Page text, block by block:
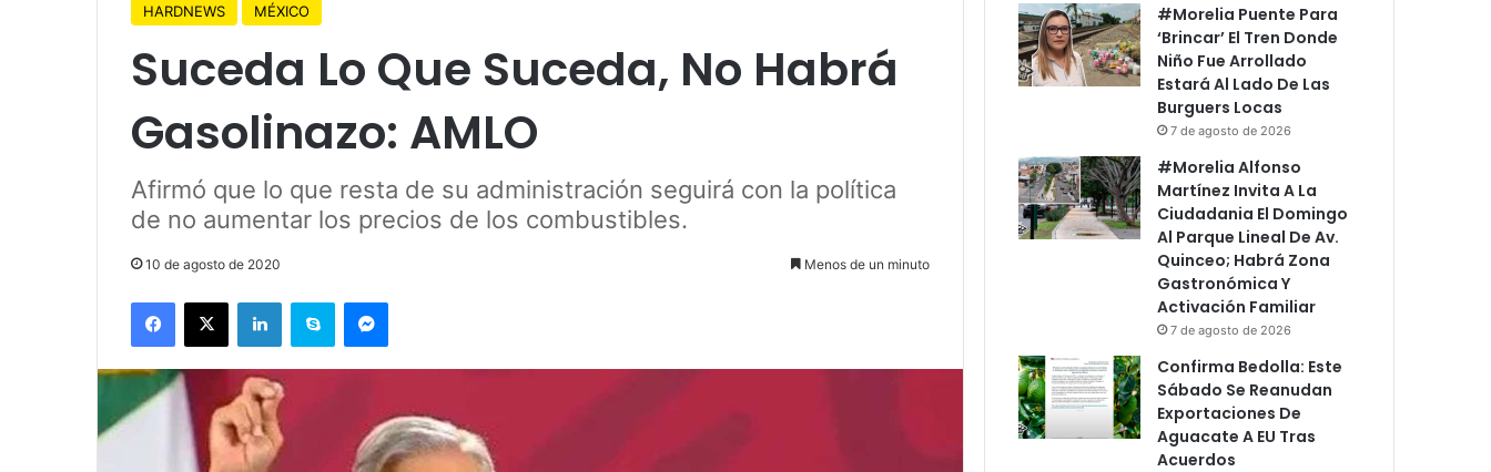
HARDNEWS MÉXICO
Suceda Lo Que Suceda, No Habrá
Gasolinazo: AMLO
Afirmó que lo que resta de su administración seguirá con la política
de no aumentar los precios de los combustibles.
10 de agosto de 2020 Menos de un minuto
#Morelia Puente Para
‘Brincar’ El Tren Donde
Niño Fue Arrollado
Estará Al Lado De Las
Burguers Locas
7 de agosto de 2026
#Morelia Alfonso
Martínez Invita A La
Ciudadania El Domingo
Al Parque Lineal De Av.
Quinceo; Habrá Zona
Gastronómica Y
Activación Familiar
7 de agosto de 2026
Confirma Bedolla: Este
Sábado Se Reanudan
Exportaciones De
Aguacate A EU Tras
Acuerdos